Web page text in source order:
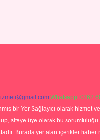
Whatsapp: 0262
bir Yer Sağlayıcı olarak
siteye üye olarak bu
Burada yer alan içerikler